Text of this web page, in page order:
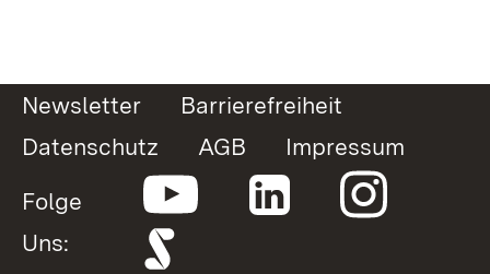
Newsletter
Barrierefreiheit
Datenschutz
AGB
Impressum
Folge
Uns: